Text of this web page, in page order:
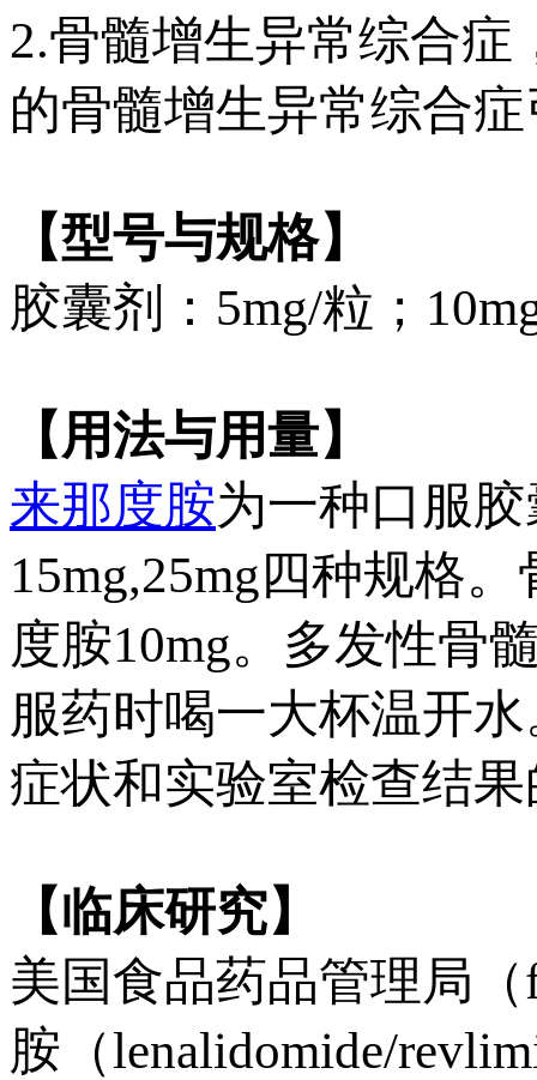
2.骨髓增生异常综合症
的骨髓增生异常综合
【型号与规格】
胶囊剂：5mg/粒；
【用法与用量】
来那度胺为一种口服
15mg,25mg四种规格
度胺10mg。多发性骨
服药时喝一大杯温开
症状和实验室检查结
【临床研究】
美国食品药品管理局
胺（lenalidomide/